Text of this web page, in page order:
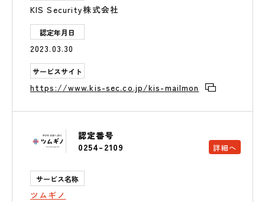
KIS Security株式会社
認定年月日
2023.03.30
サービスサイト
https://www.kis-sec.co.jp/kis-mailmon
認定番号
0254-2109
サービス名称
ツムギノ
詳細へ